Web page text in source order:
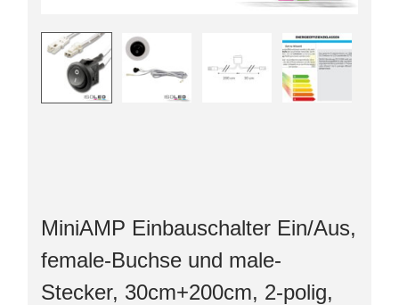
MiniAMP Einbauschalter Ein/Aus,
female-Buchse und male-
Stecker, 30cm+200cm, 2-polig,